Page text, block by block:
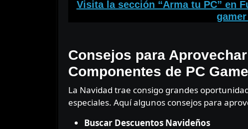
Visita la sección “Arma tu PC” en
Consejos para
Componentes de PC
La Navidad trae consigo grandes
especiales. Aquí algunos consejos para
Buscar Descuentos Navideños